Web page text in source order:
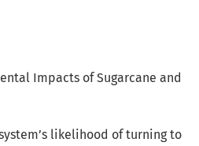
Impacts of Sugarcane and
likelihood of turning to